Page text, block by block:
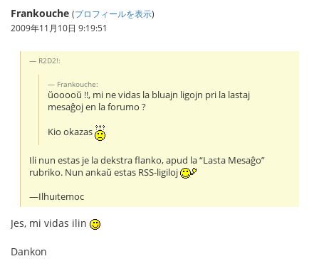
Frankouche (プロフィールを表示)
2009年11月10日 9:19:51
R2D2!:
Frankouche:
ŭooooŭ !!, mi ne vidas la bluajn ligojn pri la lastaj
mesaĝoj en la forumo ?
Kio okazas
Ili nun estas je la dekstra flanko, apud la “Lasta Mesaĝo”
rubriko. Nun ankaŭ estas RSS-ligiloj
—Ilhuıtemoc
Jes, mi vidas ilin
Dankon